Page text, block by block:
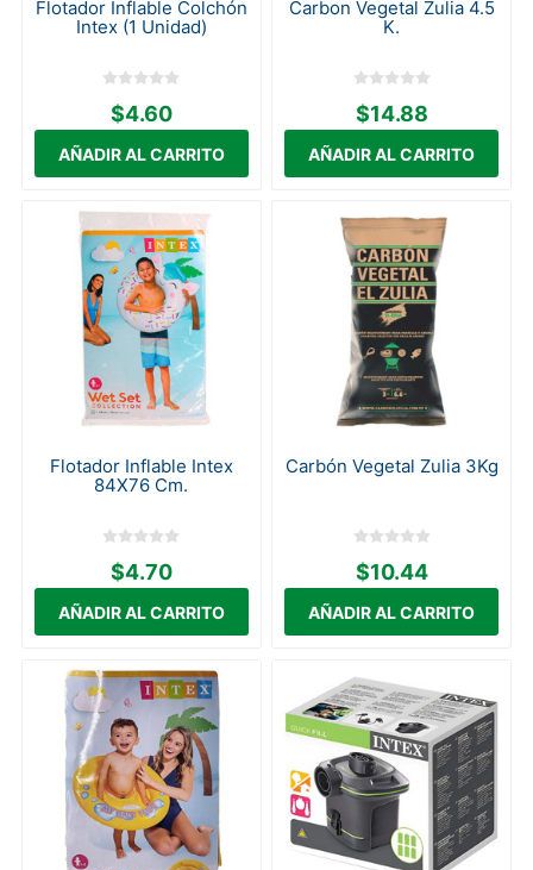
Flotador Inflable Colchón
Intex (1 Unidad)
$4.60
Carbon Vegetal Zulia 4.5
K.
$14.88
Flotador Inflable Intex
84X76 Cm.
$4.70
Carbón Vegetal Zulia 3Kg
$10.44